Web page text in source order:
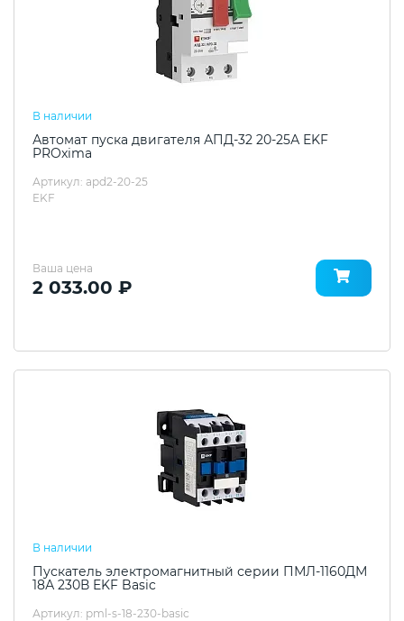
В наличии
Автомат пуска двигателя АПД-32 20-25А EKF
PROxima
Артикул: apd2-20-25
EKF
Ваша цена
2 033.00 ₽
В наличии
Пускатель электромагнитный серии ПМЛ-1160ДМ
18А 230В EKF Basic
Артикул: pml-s-18-230-basic